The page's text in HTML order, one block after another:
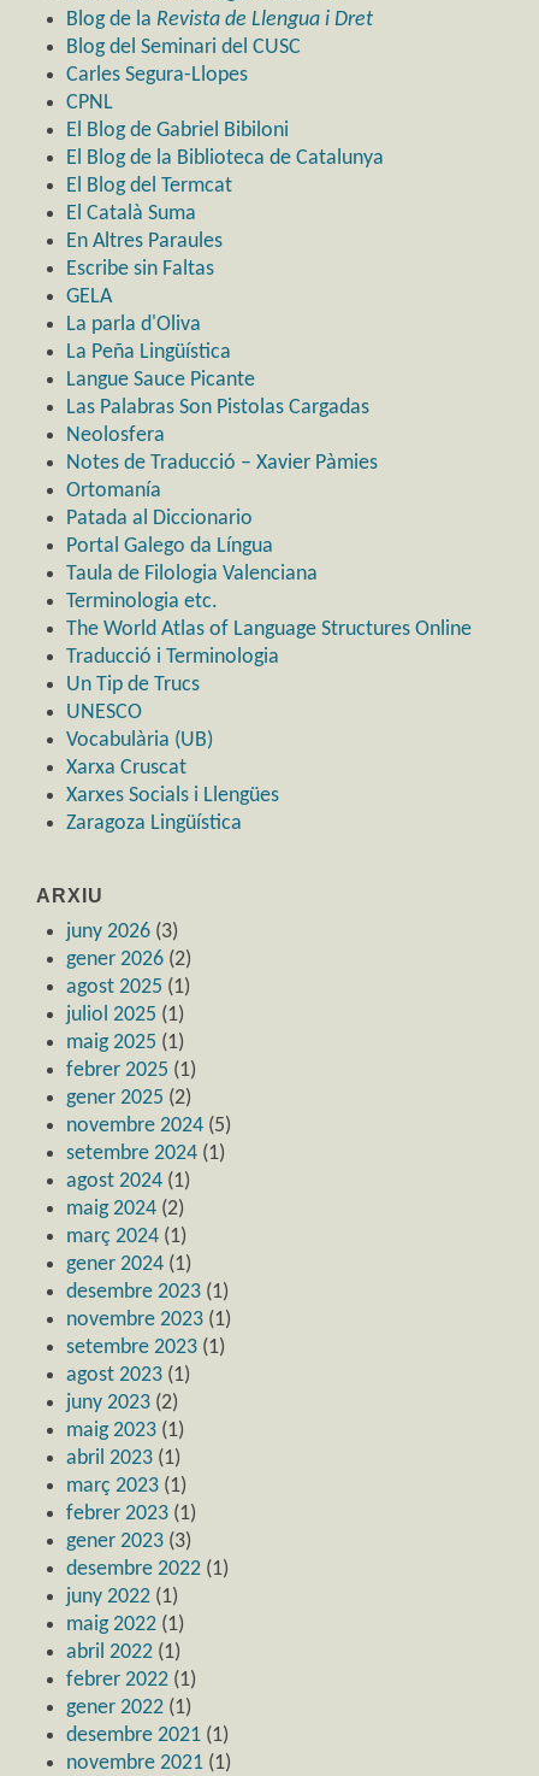
Blog de la Revista de Llengua i Dret
Blog del Seminari del CUSC
Carles Segura-Llopes
CPNL
El Blog de Gabriel Bibiloni
El Blog de la Biblioteca de Catalunya
El Blog del Termcat
El Català Suma
En Altres Paraules
Escribe sin Faltas
GELA
La parla d'Oliva
La Peña Lingüística
Langue Sauce Picante
Las Palabras Son Pistolas Cargadas
Neolosfera
Notes de Traducció – Xavier Pàmies
Ortomanía
Patada al Diccionario
Portal Galego da Língua
Taula de Filologia Valenciana
Terminologia etc.
The World Atlas of Language Structures Online
Traducció i Terminologia
Un Tip de Trucs
UNESCO
Vocabulària (UB)
Xarxa Cruscat
Xarxes Socials i Llengües
Zaragoza Lingüística
ARXIU
juny 2026 (3)
gener 2026 (2)
agost 2025 (1)
juliol 2025 (1)
maig 2025 (1)
febrer 2025 (1)
gener 2025 (2)
novembre 2024 (5)
setembre 2024 (1)
agost 2024 (1)
maig 2024 (2)
març 2024 (1)
gener 2024 (1)
desembre 2023 (1)
novembre 2023 (1)
setembre 2023 (1)
agost 2023 (1)
juny 2023 (2)
maig 2023 (1)
abril 2023 (1)
març 2023 (1)
febrer 2023 (1)
gener 2023 (3)
desembre 2022 (1)
juny 2022 (1)
maig 2022 (1)
abril 2022 (1)
febrer 2022 (1)
gener 2022 (1)
desembre 2021 (1)
novembre 2021 (1)